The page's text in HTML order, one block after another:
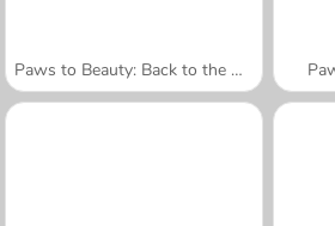
Paws to Beauty: Back to the Wild